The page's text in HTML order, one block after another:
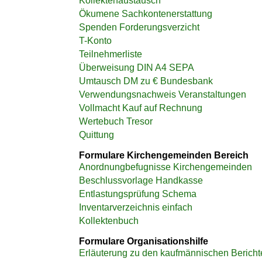
Ökumene Sachkontenerstattung
Spenden Forderungsverzicht
T-Konto
Teilnehmerliste
Überweisung DIN A4 SEPA
Umtausch DM zu € Bundesbank
Verwendungsnachweis Veranstaltungen
Vollmacht Kauf auf Rechnung
Wertebuch Tresor
Quittung
Formulare Kirchengemeinden Bereich
Anordnungbefugnisse Kirchengemeinden
Beschlussvorlage Handkasse
Entlastungsprüfung Schema
Inventarverzeichnis einfach
Kollektenbuch
Formulare Organisationshilfe
Erläuterung zu den kaufmännischen